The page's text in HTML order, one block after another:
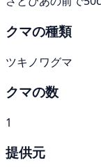
クマの種類
ツキノワグマ
クマの数
1
提供元